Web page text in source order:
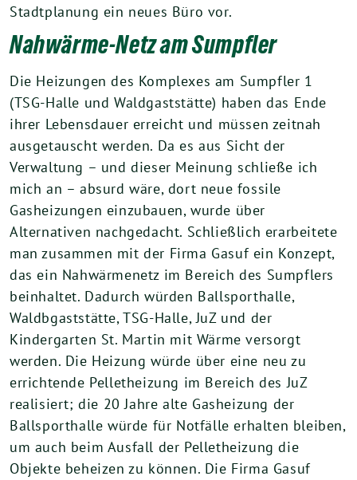
Stadtplanung ein neues Büro vor.
Nahwärme-Netz am Sumpfler
Die Heizungen des Komplexes am Sumpfler 1
(TSG-Halle und Waldgaststätte) haben das Ende
ihrer Lebensdauer erreicht und müssen zeitnah
ausgetauscht werden. Da es aus Sicht der
Verwaltung – und dieser Meinung schließe ich
mich an – absurd wäre, dort neue fossile
Gasheizungen einzubauen, wurde über
Alternativen nachgedacht. Schließlich erarbeitete
man zusammen mit der Firma Gasuf ein Konzept,
das ein Nahwärmenetz im Bereich des Sumpflers
beinhaltet. Dadurch würden Ballsporthalle,
Waldbgaststätte, TSG-Halle, JuZ und der
Kindergarten St. Martin mit Wärme versorgt
werden. Die Heizung würde über eine neu zu
errichtende Pelletheizung im Bereich des JuZ
realisiert; die 20 Jahre alte Gasheizung der
Ballsporthalle würde für Notfälle erhalten bleiben,
um auch beim Ausfall der Pelletheizung die
Objekte beheizen zu können. Die Firma Gasuf